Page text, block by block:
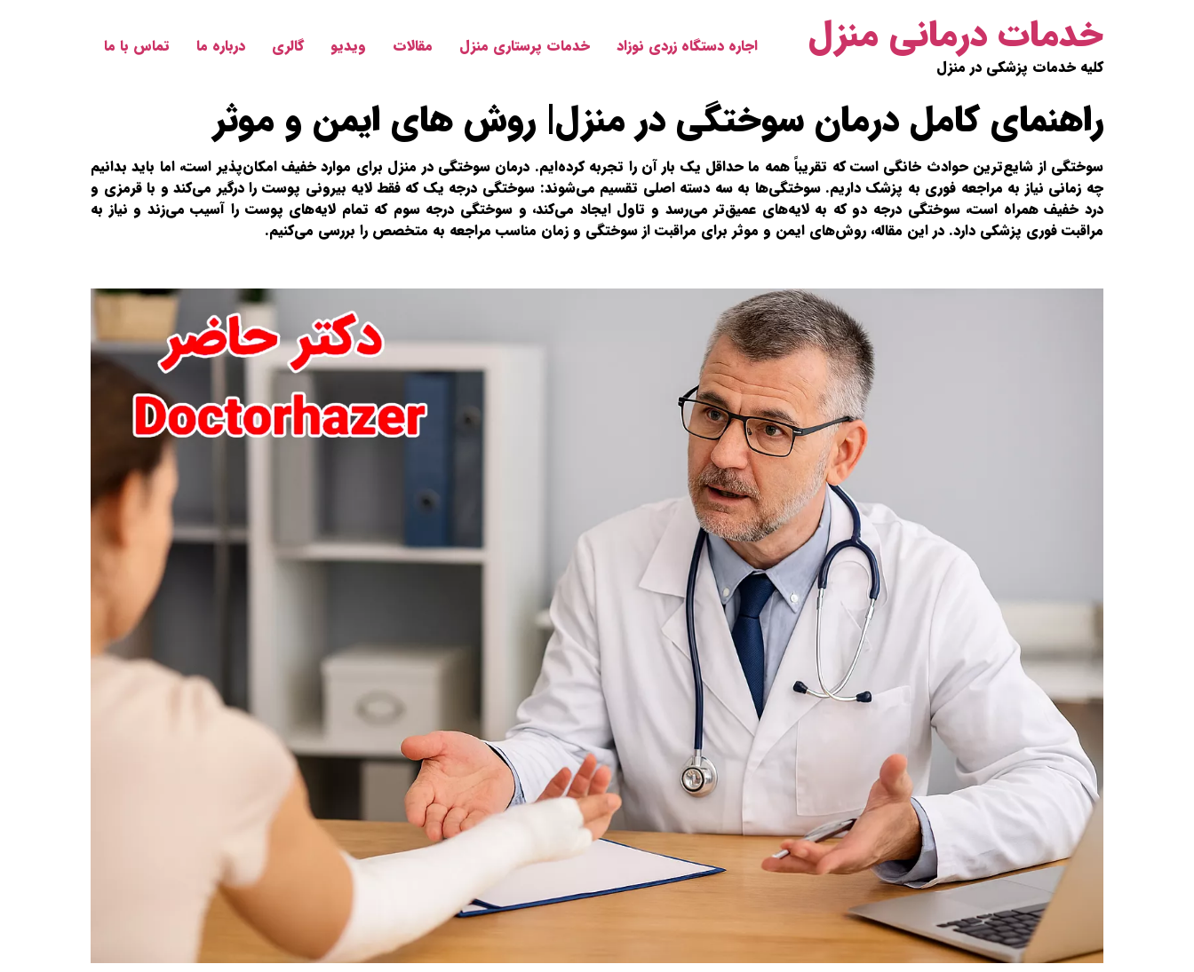
خدمات درمانی منزل
کلیه خدمات پزشکی در منزل
اجاره دستگاه زردی نوزاد خدمات پرستاری منزل مقالات ویدیو گالری درباره ما تماس با ما
راهنمای کامل درمان سوختگی در منزل| روش های ایمن و موثر
سوختگی از شایع‌ترین حوادث خانگی است که تقریباً همه ما حداقل یک بار آن را تجربه کرده‌ایم. درمان سوختگی در منزل برای موارد خفیف امکان‌پذیر است، اما باید بدانیم
چه زمانی نیاز به مراجعه فوری به پزشک داریم. سوختگی‌ها به سه دسته اصلی تقسیم می‌شوند: سوختگی درجه یک که فقط لایه بیرونی پوست را درگیر می‌کند و با قرمزی و
درد خفیف همراه است، سوختگی درجه دو که به لایه‌های عمیق‌تر می‌رسد و تاول ایجاد می‌کند، و سوختگی درجه سوم که تمام لایه‌های پوست را آسیب می‌زند و نیاز به
مراقبت فوری پزشکی دارد. در این مقاله، روش‌های ایمن و موثر برای مراقبت از سوختگی و زمان مناسب مراجعه به متخصص را بررسی می‌کنیم.